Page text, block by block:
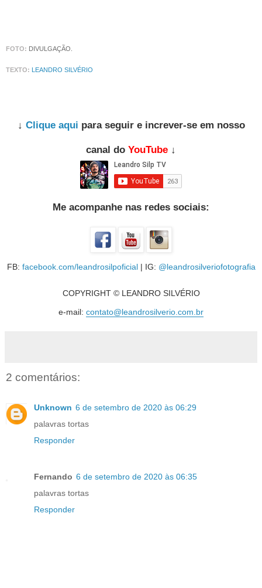
FOTO: DIVULGAÇÃO.
TEXTO: LEANDRO SILVÉRIO
↓ Clique aqui para seguir e increver-se em nosso
canal do YouTube ↓
Me acompanhe nas redes sociais:
FB: facebook.com/leandrosilpoficial| IG: @leandrosilveriofotografia
COPYRIGHT © LEANDRO SILVÉRIO
e-mail: contato@leandrosilverio.com.br
2 comentários:
Unknown 6 de setembro de 2020 às 06:29
palavras tortas
Responder
Fernando 6 de setembro de 2020 às 06:35
palavras tortas
Responder